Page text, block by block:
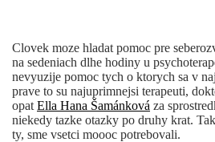
Clovek moze hladat pomoc pre
na sedeniach dlhe hodiny u
nevyuzije pomoc tych o ktorych sa v
prave to su najuprimnejsi terapeuti,
opat Ella Hana Šamánková za
niekedy tazke otazky po druhy krat.
ty, sme vsetci moooc potrebovali.